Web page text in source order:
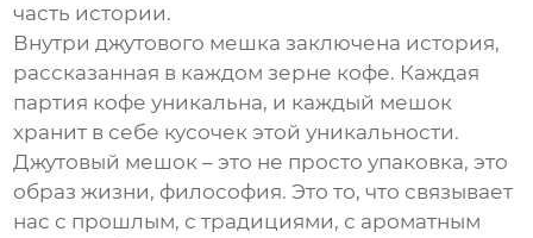
часть истории.
Внутри джутового мешка заключена история,
рассказанная в каждом зерне кофе. Каждая
партия кофе уникальна, и каждый мешок
хранит в себе кусочек этой уникальности.
Джутовый мешок – это не просто упаковка, это
образ жизни, философия. Это то, что связывает
нас с прошлым, с традициями, с ароматным